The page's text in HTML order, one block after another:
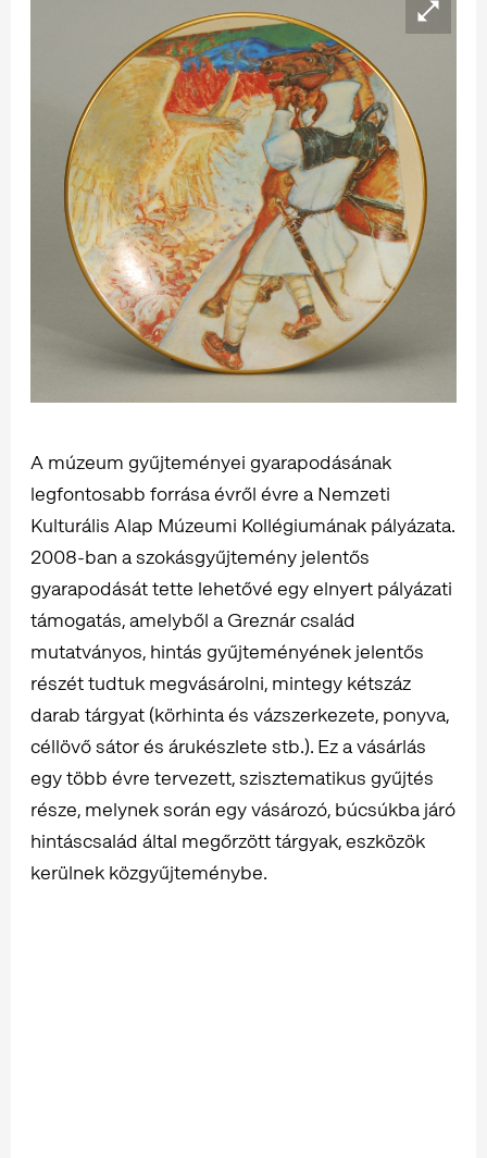
A múzeum gyűjteményei gyarapodásának
legfontosabb forrása évről évre a Nemzeti
Kulturális Alap Múzeumi Kollégiumának pályázata.
2008-ban a szokásgyűjtemény jelentős
gyarapodását tette lehetővé egy elnyert pályázati
támogatás, amelyből a Greznár család
mutatványos, hintás gyűjteményének jelentős
részét tudtuk megvásárolni, mintegy kétszáz
darab tárgyat (körhinta és vázszerkezete, ponyva,
céllövő sátor és árukészlete stb.). Ez a vásárlás
egy több évre tervezett, szisztematikus gyűjtés
része, melynek során egy vásározó, búcsúkba járó
hintáscsalád által megőrzött tárgyak, eszközök
kerülnek közgyűjteménybe.